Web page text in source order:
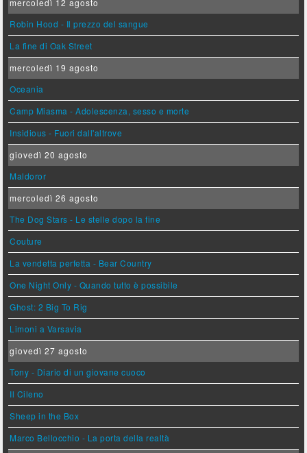
mercoledì 12 agosto
Robin Hood - Il prezzo del sangue
La fine di Oak Street
mercoledì 19 agosto
Oceania
Camp Miasma - Adolescenza, sesso e morte
Insidious - Fuori dall'altrove
giovedì 20 agosto
Maldoror
mercoledì 26 agosto
The Dog Stars - Le stelle dopo la fine
Couture
La vendetta perfetta - Bear Country
One Night Only - Quando tutto è possibile
Ghost: 2 Big To Rig
Limoni a Varsavia
giovedì 27 agosto
Tony - Diario di un giovane cuoco
Il Cileno
Sheep in the Box
Marco Bellocchio - La porta della realtà